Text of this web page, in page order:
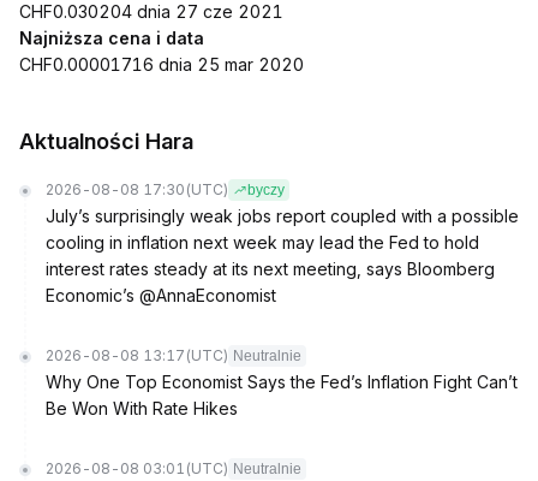
CHF0.030204 dnia 27 cze 2021
Najniższa cena i data
CHF0.00001716 dnia 25 mar 2020
Aktualności Hara
2026-08-08 17:30 (UTC) byczy
July’s surprisingly weak jobs report coupled with a possible
cooling in inflation next week may lead the Fed to hold
interest rates steady at its next meeting, says Bloomberg
Economic’s @AnnaEconomist
2026-08-08 13:17 (UTC) Neutralnie
Why One Top Economist Says the Fed’s Inflation Fight Can’t
Be Won With Rate Hikes
2026-08-08 03:01 (UTC) Neutralnie